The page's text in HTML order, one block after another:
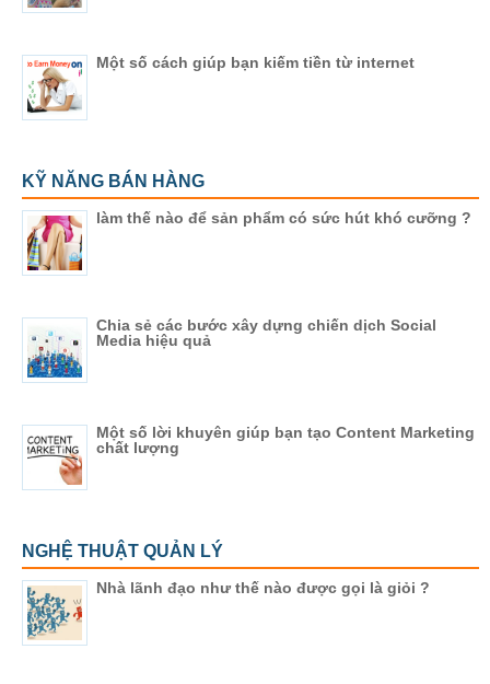
Một số cách giúp bạn kiếm tiền từ internet
KỸ NĂNG BÁN HÀNG
làm thế nào để sản phẩm có sức hút khó cưỡng ?
Chia sẻ các bước xây dựng chiến dịch Social
Media hiệu quả
Một số lời khuyên giúp bạn tạo Content Marketing
chất lượng
NGHỆ THUẬT QUẢN LÝ
Nhà lãnh đạo như thế nào được gọi là giỏi ?